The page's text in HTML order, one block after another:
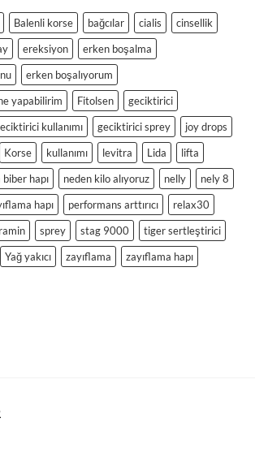
Balenli korse bağcılar cialis
cinsellik
ereksiyon
erken boşalma
erken boşalıyorum
yapabilirim
Fitolsen
geciktirici
kullanımı geciktirici sprey
joy drops
Korse kullanımı levitra Lida
lifta
hapı neden kilo alıyoruz nelly
nely 8
hapı performans arttırıcı
relax30
sprey stag 9000
tiger sertleştirici
Yağ yakıcı zayıflama
zayıflama hapı